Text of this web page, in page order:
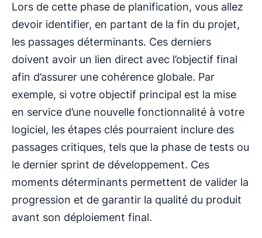
Lors de cette phase de planification, vous allez
devoir identifier, en partant de la fin du projet,
les passages déterminants. Ces derniers
doivent avoir un lien direct avec l’objectif final
afin d’assurer une cohérence globale. Par
exemple, si votre objectif principal est la mise
en service d’une nouvelle fonctionnalité à votre
logiciel, les étapes clés pourraient inclure des
passages critiques, tels que la phase de tests ou
le dernier sprint de développement. Ces
moments déterminants permettent de valider la
progression et de garantir la qualité du produit
avant son déploiement final.